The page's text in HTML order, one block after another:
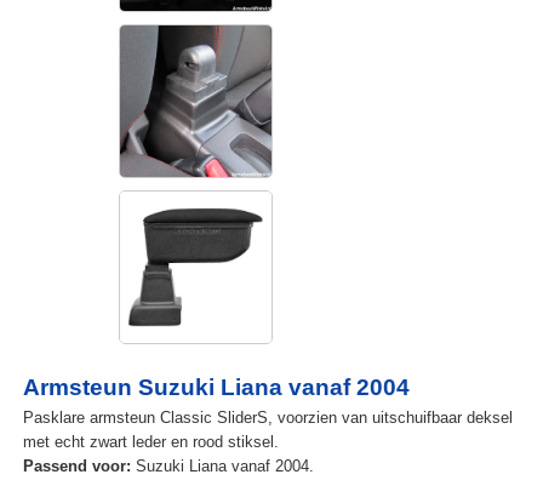
Armsteun Suzuki Liana vanaf 2004
Pasklare armsteun Classic SliderS, voorzien van uitschuifbaar deksel
met echt zwart leder en rood stiksel.
Passend voor: Suzuki Liana vanaf 2004.